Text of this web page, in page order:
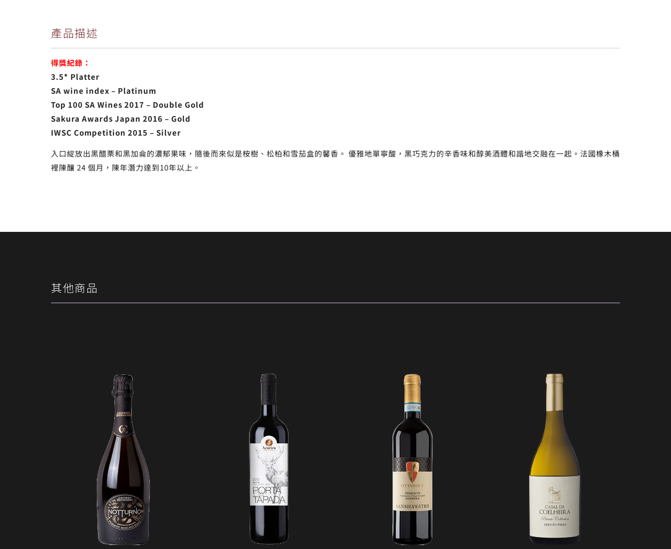
產品描述
得獎紀錄：
3.5* Platter
SA wine index – Platinum
Top 100 SA Wines 2017 – Double Gold
Sakura Awards Japan 2016 – Gold
IWSC Competition 2015 – Silver
入口綻放出黑醋栗和黑加侖的濃郁果味，隨後而來似是桉樹、松柏和雪茄盒的馨香。 優雅地單寧酸，黑巧克力的辛香味和醇美酒體和諧地交融在一起。法國橡木桶
裡陳釀 24 個月，陳年潛力達到10年以上。
其他商品